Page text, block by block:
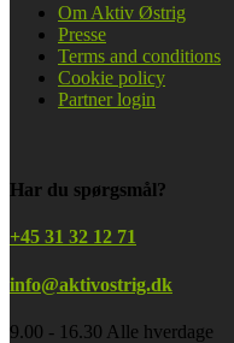
Om Aktiv Østrig
Presse
Terms and conditions
Cookie policy
Partner login
Har du spørgsmål?
+45 31 32 12 71
info@aktivostrig.dk
9.00 - 16.30 Alle hverdage